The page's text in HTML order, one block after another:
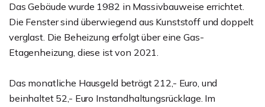
Das Gebäude wurde 1982 in Massivbauweise errichtet.
Die Fenster sind überwiegend aus Kunststoff und doppelt
verglast. Die Beheizung erfolgt über eine Gas-
Etagenheizung, diese ist von 2021.
Das monatliche Hausgeld beträgt 212,- Euro, und
beinhaltet 52,- Euro Instandhaltungsrücklage. Im